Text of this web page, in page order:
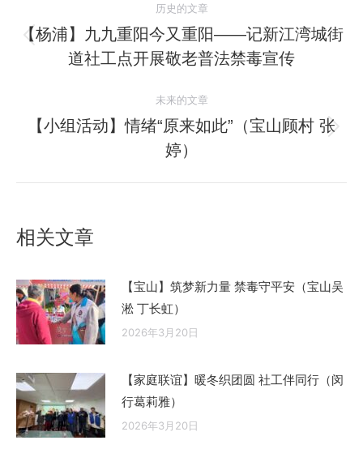
章
历史的文章
历
史
文
章：
【杨浦】九九重阳今又重阳——记新江湾城街
道社工点开展敬老普法禁毒宣传
未来的文章
未
来
的
【小组活动】情绪“原来如此”（宝山顾村 张
婷）
相关文章
【宝山】筑梦新力量 禁毒守平安（宝山吴
淞 丁长虹）
2026年3月20日
【家庭联谊】暖冬织团圆 社工伴同行（闵
行葛莉雅）
2026年3月20日